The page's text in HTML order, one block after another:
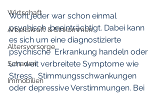
Wirtschaft
Arbeitskraft & Einkommen
Altersvorsorge
Schaden
Immobilien
Wohl jeder war schon einmal
psychisch  beeinträchtigt. Dabei kann
es sich um eine diagnostizierte
psychische  Erkrankung handeln oder
um weit verbreitete Symptome wie
Stress,  Stimmungsschwankungen
oder depressive Verstimmungen. Bei